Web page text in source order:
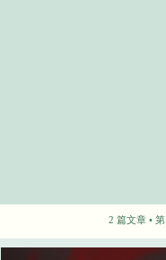
2 篇文章 • 第